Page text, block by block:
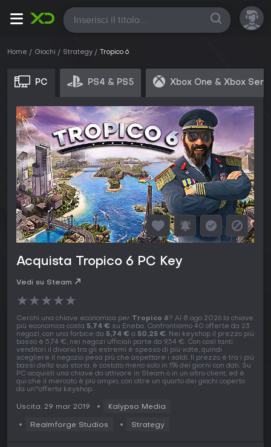
Tutte
Home Giochi Strategy Tropico 6
PC PS4 & PS5 Xbox One & Xbox
Acquista Tropico 6 PC Key
Vedi su Steam
★★★★★
Cerchi una chiave economica per Tropico 6? Al 8 ago 2026 la chiave
più economica costa 5,74 € su Eneba. Confrontiamo 40 offerte da 23
negozi, con una forbice da 5,74 € a 50,25 €. Nei keyshop il prezzo più
basso è 5,74 €, nei negozi ufficiali parte da 9,54 €. Con così tanti
venditori il divario tra gli estremi è spesso di più volte, quindi
scegliere il negozio pesa più che aspettare i saldi. Il prezzo è tra i più
bassi della sua storia, è costato meno solo in 1% dei giorni con dati. Su
PC acquisti una chiave da attivare in Steam o in un altro client, ed è
qui che il mercato è più ampio, con oltre un quarto dei giochi coperto
da un''offerta keyshop.
Uscita: 29 mar 2019 Kalypso Media
Realmforge Studios Strategy